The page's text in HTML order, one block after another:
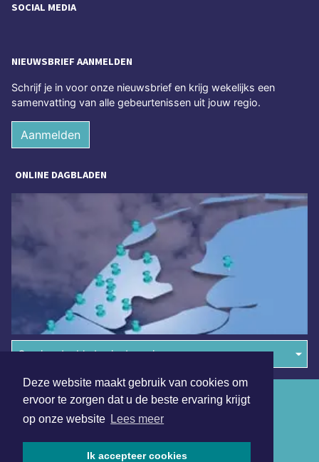
Deze website maakt gebruik van cookies om
ervoor te zorgen dat u de beste ervaring krijgt
op onze website Lees meer
Ik accepteer cookies
SOCIAL MEDIA
NIEUWSBRIEF AANMELDEN
Schrijf je in voor onze nieuwsbrief en krijg wekelijks een
samenvatting van alle gebeurtenissen uit jouw regio.
Aanmelden
ONLINE DAGBLADEN
Overige dagbladen in de regio
Algemene voorwaarden
Disclaimer